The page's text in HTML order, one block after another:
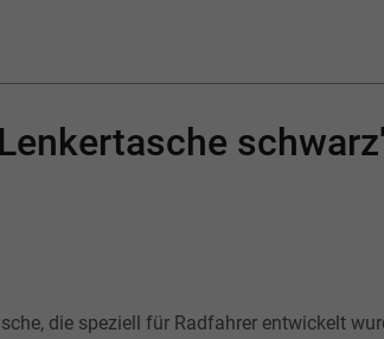
die speziell für Radfahrer entwickelt